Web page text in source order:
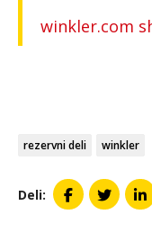
winkler.com
rezervni deli winkler
Deli: